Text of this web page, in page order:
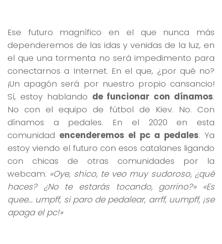
Ese futuro magnífico en el que nunca más
dependeremos de las idas y venidas de la luz, en
el que una tormenta no será impedimento para
conectarnos a Internet. En el que, ¿por qué no?
¡Un apagón será por nuestro propio cansancio!
Sí, estoy hablando de funcionar con dínamos.
No con el equipo de fútbol de Kiev. No. Con
dínamos a pedales. En el 2020 en esta
comunidad encenderemos el pc a pedales. Ya
estoy viendo el futuro con esos catalanes ligando
con chicas de otras comunidades por la
webcam. «Oye, shico, te veo muy sudoroso, ¿qué
haces? ¿No te estarás tocando, gorrino?» «Es
quee… umpff, si paro de pedalear, arrff, uumpff, ¡se
apaga el pc!»